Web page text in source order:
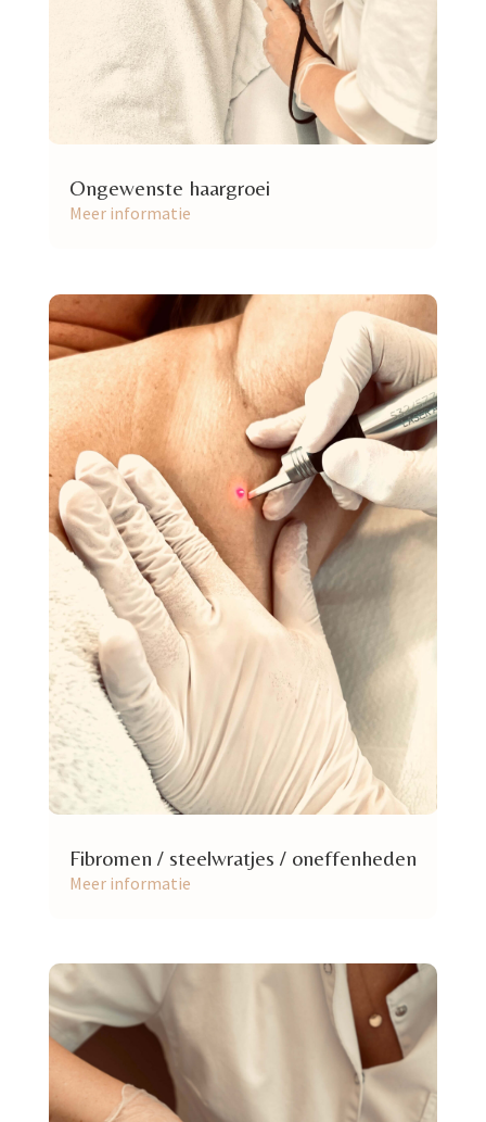
Ongewenste haargroei
Meer informatie
Fibromen / steelwratjes / oneffenheden
Meer informatie